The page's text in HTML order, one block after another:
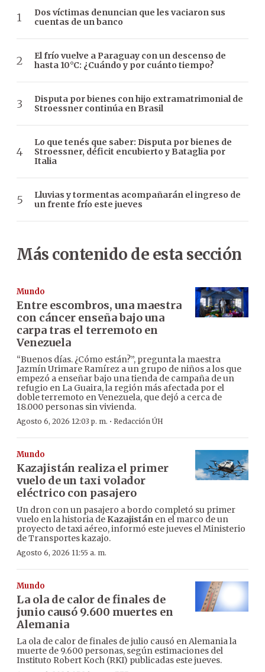
Dos víctimas denuncian que les vaciaron sus
cuentas de un banco
El frío vuelve a Paraguay con un descenso de
hasta 10°C: ¿Cuándo y por cuánto tiempo?
Disputa por bienes con hijo extramatrimonial de
Stroessner continúa en Brasil
Lo que tenés que saber: Disputa por bienes de
Stroessner, déficit encubierto y Bataglia por
Italia
Lluvias y tormentas acompañarán el ingreso de
un frente frío este jueves
Más contenido de esta sección
Mundo
Entre escombros, una maestra
con cáncer enseña bajo una
carpa tras el terremoto en
Venezuela
“Buenos días. ¿Cómo están?”, pregunta la maestra
Jazmín Urimare Ramírez a un grupo de niños a los que
empezó a enseñar bajo una tienda de campaña de un
refugio en La Guaira, la región más afectada por el
doble terremoto en Venezuela, que dejó a cerca de
18.000 personas sin vivienda.
Agosto 6, 2026 12:03 p. m. · Redacción ÚH
Mundo
Kazajistán realiza el primer
vuelo de un taxi volador
eléctrico con pasajero
Un dron con un pasajero a bordo completó su primer
vuelo en la historia de Kazajistán en el marco de un
proyecto de taxi aéreo, informó este jueves el Ministerio
de Transportes kazajo.
Agosto 6, 2026 11:55 a. m.
Mundo
La ola de calor de finales de
junio causó 9.600 muertes en
Alemania
La ola de calor de finales de julio causó en Alemania la
muerte de 9.600 personas, según estimaciones del
Instituto Robert Koch (RKI) publicadas este jueves.